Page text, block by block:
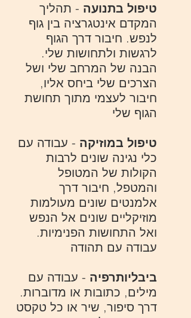
טיפול בתנועה - תהליך
המקדם אינטגרציה בין גוף
לנפש. חיבור דרך הגוף
לרגשות ולתחושות שלי.
הבנה של המרחב שלי ושל
הצרכים שלי ביחס אליו,
חיבור לעצמי מתוך תחושת
הגוף שלי
טיפול במוזיקה - עבודה עם
כלי נגינה שונים לרבות
הקולות של המטופל
והמטפל, חיבור דרך
אלמנטים שונים מעולמות
מוזיקליים שונים אל הנפש
ואל התחושות הפנימיות.
עבודה עם תהודה
ביבליותרפיה - עבודה עם
מילים, כתובות או מדוברות.
דרך סיפור, שיר או כל טקסט